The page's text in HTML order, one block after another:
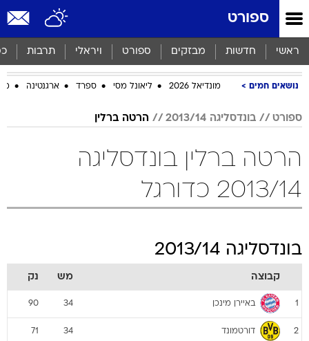
ספורט
ראשי חדשות מבזקים ספורט ויראלי תרבות
נושאים חמים מונדיאל 2026 ליאונל מסי ספרד ארגנטינה
ספורט בונדסליגה 2013/14 הרטה ברלין
הרטה ברלין בונדסליגה
2013/14 כדורגל
בונדסליגה 2013/14
קבוצה מש נק
1 באיירן מינכן 34
90
2 דורטמונד 34
71